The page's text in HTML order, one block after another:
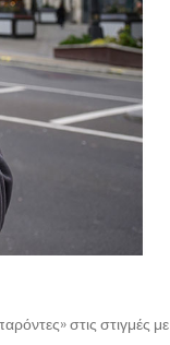
στις στιγμές με